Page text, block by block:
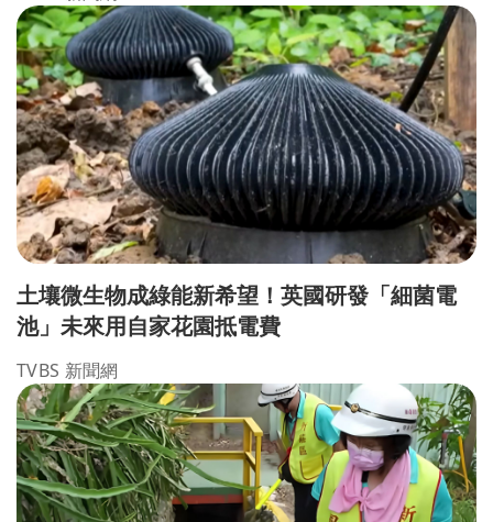
土壤微生物成綠能新希望！英國研發「細菌電
池」未來用自家花園抵電費
TVBS 新聞網